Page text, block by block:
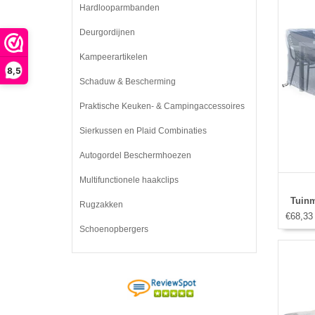
8,5
€68,33
Hardlooparmbanden
Deurgordijnen
Kampeerartikelen
Schaduw & Bescherming
Praktische Keuken- & Campingaccessoires
Sierkussen en Plaid Combinaties
Autogordel Beschermhoezen
Multifunctionele haakclips
Rugzakken
Schoenopbergers